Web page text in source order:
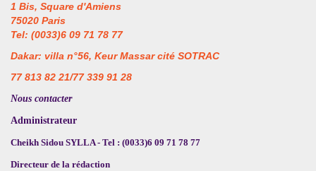
1 Bis, Square d'Amiens
75020 Paris
Tel: (0033)6 09 71 78 77
Dakar: villa n°56, Keur Massar cité SOTRAC
77 813 82 21/77 339 91 28
Nous contacter
Administrateur
Cheikh Sidou SYLLA - Tel : (0033)6 09 71 78 77
Directeur de la rédaction